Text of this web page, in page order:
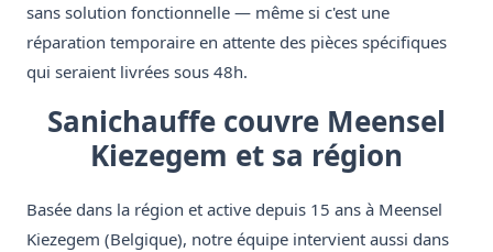
sans solution fonctionnelle — même si c'est une
réparation temporaire en attente des pièces spécifiques
qui seraient livrées sous 48h.
Sanichauffe couvre Meensel
Kiezegem et sa région
Basée dans la région et active depuis 15 ans à Meensel
Kiezegem (Belgique), notre équipe intervient aussi dans